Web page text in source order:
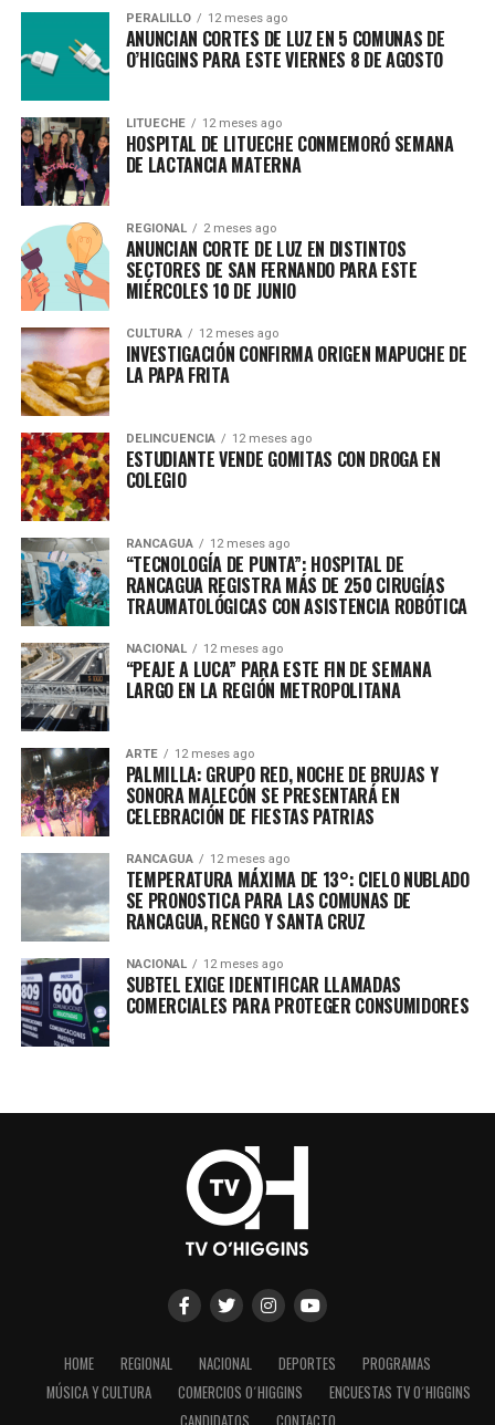
PERALILLO 12 meses ago
ANUNCIAN CORTES DE LUZ EN 5 COMUNAS DE
O’HIGGINS PARA ESTE VIERNES 8 DE AGOSTO
LITUECHE 12 meses ago
HOSPITAL DE LITUECHE CONMEMORÓ SEMANA
DE LACTANCIA MATERNA
REGIONAL 2 meses ago
ANUNCIAN CORTE DE LUZ EN DISTINTOS
SECTORES DE SAN FERNANDO PARA ESTE
MIÉRCOLES 10 DE JUNIO
CULTURA 12 meses ago
INVESTIGACIÓN CONFIRMA ORIGEN MAPUCHE DE
LA PAPA FRITA
DELINCUENCIA 12 meses ago
ESTUDIANTE VENDE GOMITAS CON DROGA EN
COLEGIO
RANCAGUA 12 meses ago
“TECNOLOGÍA DE PUNTA”: HOSPITAL DE
RANCAGUA REGISTRA MÁS DE 250 CIRUGÍAS
TRAUMATOLÓGICAS CON ASISTENCIA ROBÓTICA
NACIONAL 12 meses ago
“PEAJE A LUCA” PARA ESTE FIN DE SEMANA
LARGO EN LA REGIÓN METROPOLITANA
ARTE 12 meses ago
PALMILLA: GRUPO RED, NOCHE DE BRUJAS Y
SONORA MALECÓN SE PRESENTARÁ EN
CELEBRACIÓN DE FIESTAS PATRIAS
RANCAGUA 12 meses ago
TEMPERATURA MÁXIMA DE 13°: CIELO NUBLADO
SE PRONOSTICA PARA LAS COMUNAS DE
RANCAGUA, RENGO Y SANTA CRUZ
NACIONAL 12 meses ago
SUBTEL EXIGE IDENTIFICAR LLAMADAS
COMERCIALES PARA PROTEGER CONSUMIDORES
HOME REGIONAL NACIONAL DEPORTES
PROGRAMAS
MÚSICA Y CULTURA
COMERCIOS O´HIGGINS
ENCUESTAS TV O´HIGGINS